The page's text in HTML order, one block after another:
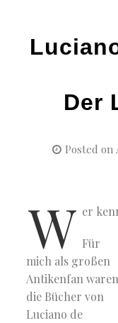
Der
Posted on
W er
Für
mich als großen
Antikenfan waren
die Bücher von
Luciano de